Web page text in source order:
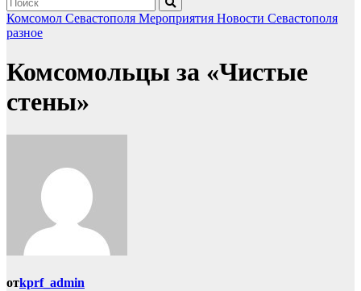
Комсомол Севастополя Мероприятия Новости Севастополя
разное
Комсомольцы за «Чистые
стены»
отkprf_admin